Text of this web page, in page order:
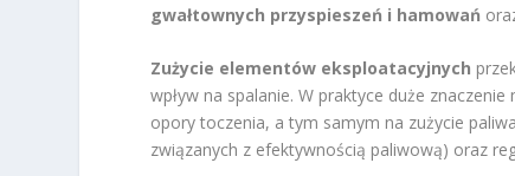
gwałtownych przyspieszeń i hamowań
Zużycie elementów eksploatacyjnych
wpływ na spalanie. W praktyce duże
opory toczenia, a tym samym na zużycie
związanych z efektywnością paliwową) oraz